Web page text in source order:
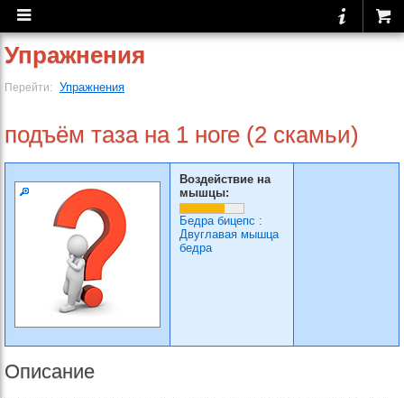
Упражнения
Перейти: Упражнения
подъём таза на 1 ноге (2 скамьи)
Воздействие на
мышцы:
Бедра бицепс :
Двуглавая мышца
бедра
Описание